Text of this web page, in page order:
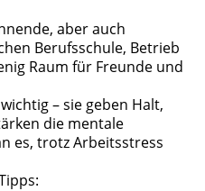
aber auch
Berufsschule, Betrieb
Raum für Freunde und
– sie geben Halt,
die mentale
es, trotz Arbeitsstress